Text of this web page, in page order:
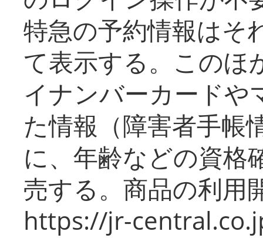
特急の予約情報はそ
て表示する。このほ
イナンバーカードや
た情報（障害者手帳
に、年齢などの資格
売する。商品の利用
https://jr-